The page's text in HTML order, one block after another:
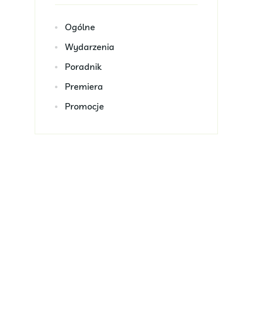
Ogólne
Wydarzenia
Poradnik
Premiera
Promocje